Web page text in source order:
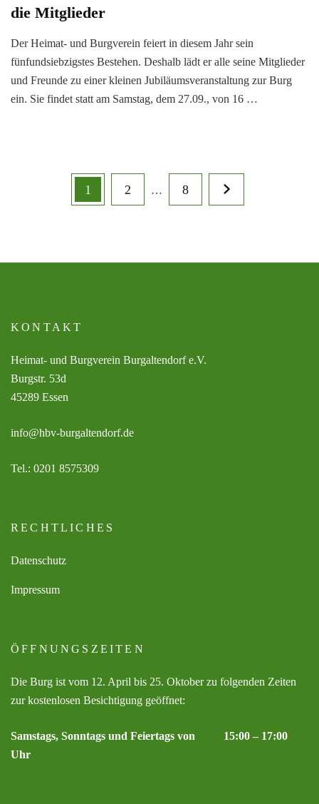
die Mitglieder
Der Heimat- und Burgverein feiert in diesem Jahr sein
fünfundsiebzigstes Bestehen. Deshalb lädt er alle seine Mitglieder
und Freunde zu einer kleinen Jubiläumsveranstaltung zur Burg
ein. Sie findet statt am Samstag, dem 27.09., von 16 …
1 2 … 8
KONTAKT
Heimat- und Burgverein Burgaltendorf e.V.
Burgstr. 53d
45289 Essen
info@hbv-burgaltendorf.de
Tel.: 0201 8575309
RECHTLICHES
Datenschutz
Impressum
ÖFFNUNGSZEITEN
Die Burg ist vom 12. April bis 25. Oktober zu folgenden Zeiten
zur kostenlosen Besichtigung geöffnet:
Samstags, Sonntags und Feiertags von 15:00 – 17:00
Uhr